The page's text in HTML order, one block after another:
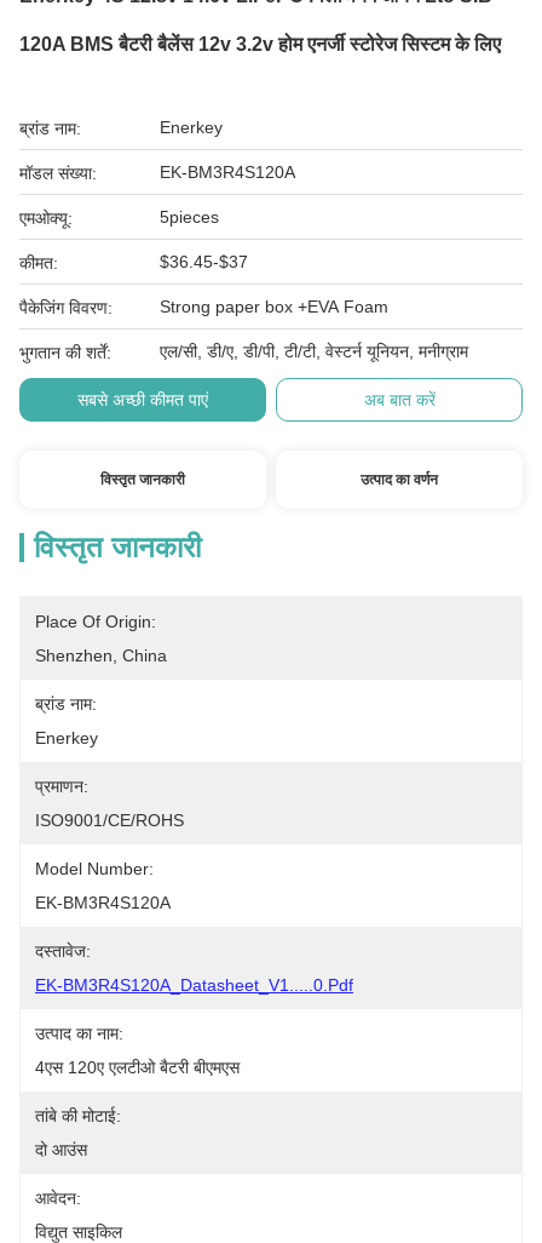
120A BMS बैटरी बैलेंस 12v 3.2v होम एनर्जी स्टोरेज सिस्टम के लिए
ब्रांड नाम: Enerkey
मॉडल संख्या: EK-BM3R4S120A
एमओक्यू: 5pieces
कीमत: $36.45-$37
पैकेजिंग विवरण: Strong paper box +EVA Foam
भुगतान की शर्तें: एल/सी, डी/ए, डी/पी, टी/टी, वेस्टर्न यूनियन, मनीग्राम
सबसे अच्छी कीमत पाएं अब बात करें
विस्तृत जानकारी उत्पाद का वर्णन
विस्तृत जानकारी
Place Of Origin:
Shenzhen, China
ब्रांड नाम:
Enerkey
प्रमाणन:
ISO9001/CE/ROHS
Model Number:
EK-BM3R4S120A
दस्तावेज:
EK-BM3R4S120A_Datasheet_V1.....0.pdf
उत्पाद का नाम:
4एस 120ए एलटीओ बैटरी बीएमएस
तांबे की मोटाई:
दो आउंस
आवेदन:
विद्युत साइकिल